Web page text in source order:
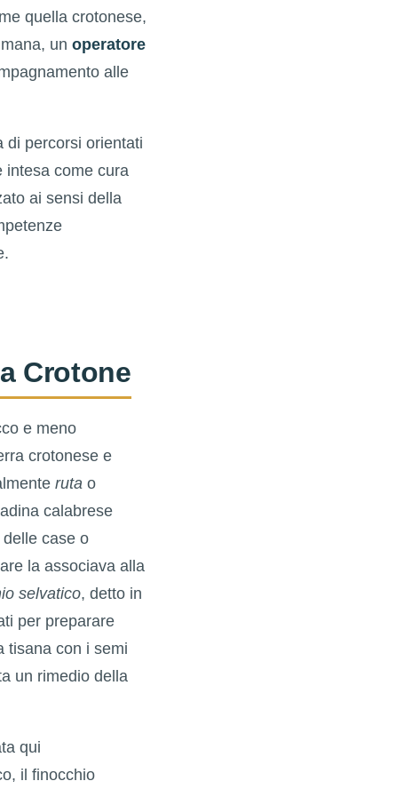
quella crotonese,
un operatore
alle
di percorsi orientati
intesa come cura
ai sensi della
Crotone
e meno
crotonese e
ruta o
calabrese
case o
la associava alla
selvatico, detto in
per preparare
tisana con i semi
un rimedio della
qui
il finocchio